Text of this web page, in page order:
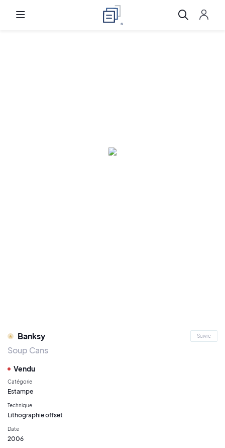
Banksy Suivre
Soup Cans
Vendu
Catégorie
Estampe
Technique
Lithographie offset
Date
2006